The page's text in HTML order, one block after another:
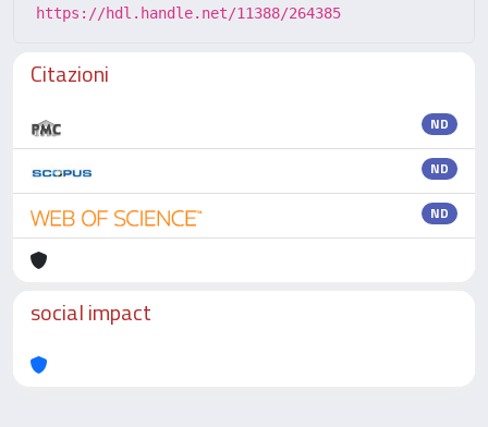
https://hdl.handle.net/11388/264385
Citazioni
ND
ND
ND
social impact